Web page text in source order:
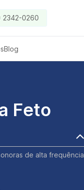
2342-0260
Blog
Feto
de alta frequência